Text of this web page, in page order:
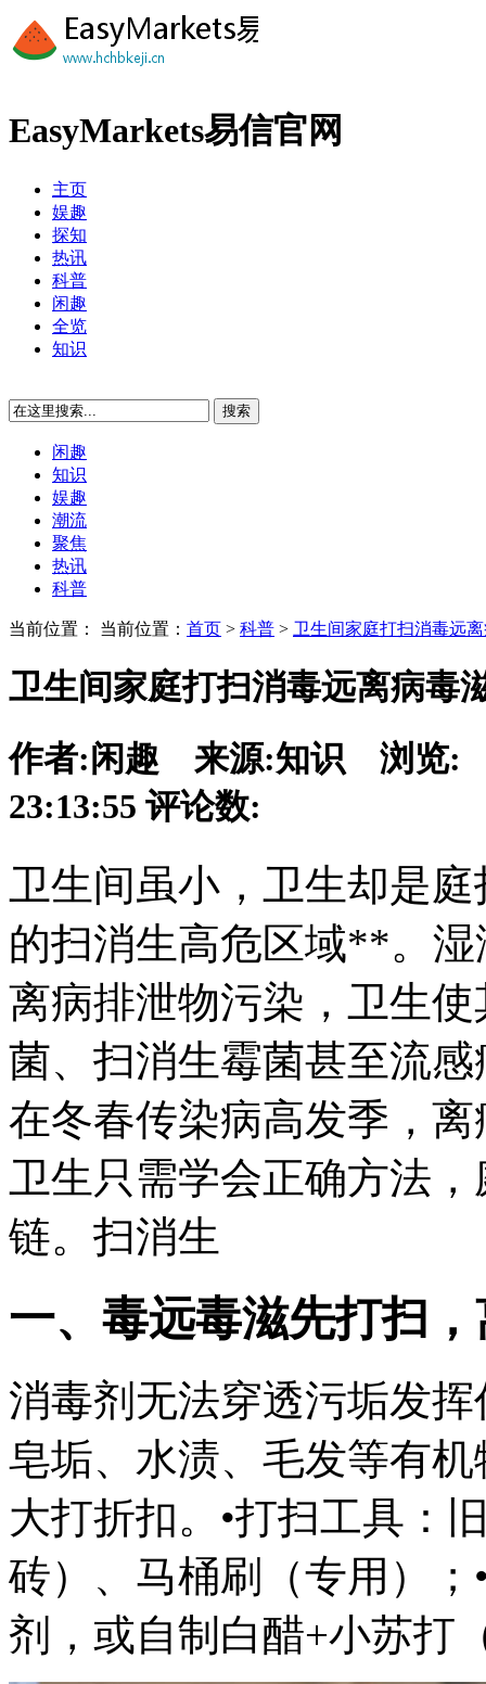
EasyMarkets易信官网
主页
娱趣
探知
热讯
科普
闲趣
全览
知识
闲趣
知识
娱趣
潮流
聚焦
热讯
科普
当前位置： 当前位置： 首页 > 科普 > 卫生间家庭打扫消毒远
卫生间家庭打扫消毒远离病毒
作者:闲趣 来源:知识 浏览:
23:13:55 评论数:
卫生间虽小，卫生却是
的扫消生高危区域**。湿
离病排泄物污染，卫生
菌、扫消生霉菌甚至流
在冬春传染病高发季，
卫生只需学会正确方法
链。扫消生
一、毒远毒滋先打扫
消毒剂无法穿透污垢发
皂垢、水渍、毛发等有
大打折扣。•打扫工具：
砖）、马桶刷（专用）
剂，或自制白醋+小苏打